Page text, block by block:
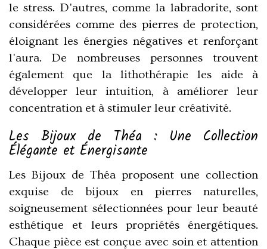
le stress. D'autres, comme la labradorite, sont
considérées comme des pierres de protection,
éloignant les énergies négatives et renforçant
l'aura. De nombreuses personnes trouvent
également que la lithothérapie les aide à
développer leur intuition, à améliorer leur
concentration et à stimuler leur créativité.
Les Bijoux de Théa : Une Collection
Élégante et Énergisante
Les Bijoux de Théa proposent une collection
exquise de bijoux en pierres naturelles,
soigneusement sélectionnées pour leur beauté
esthétique et leurs propriétés énergétiques.
Chaque pièce est conçue avec soin et attention